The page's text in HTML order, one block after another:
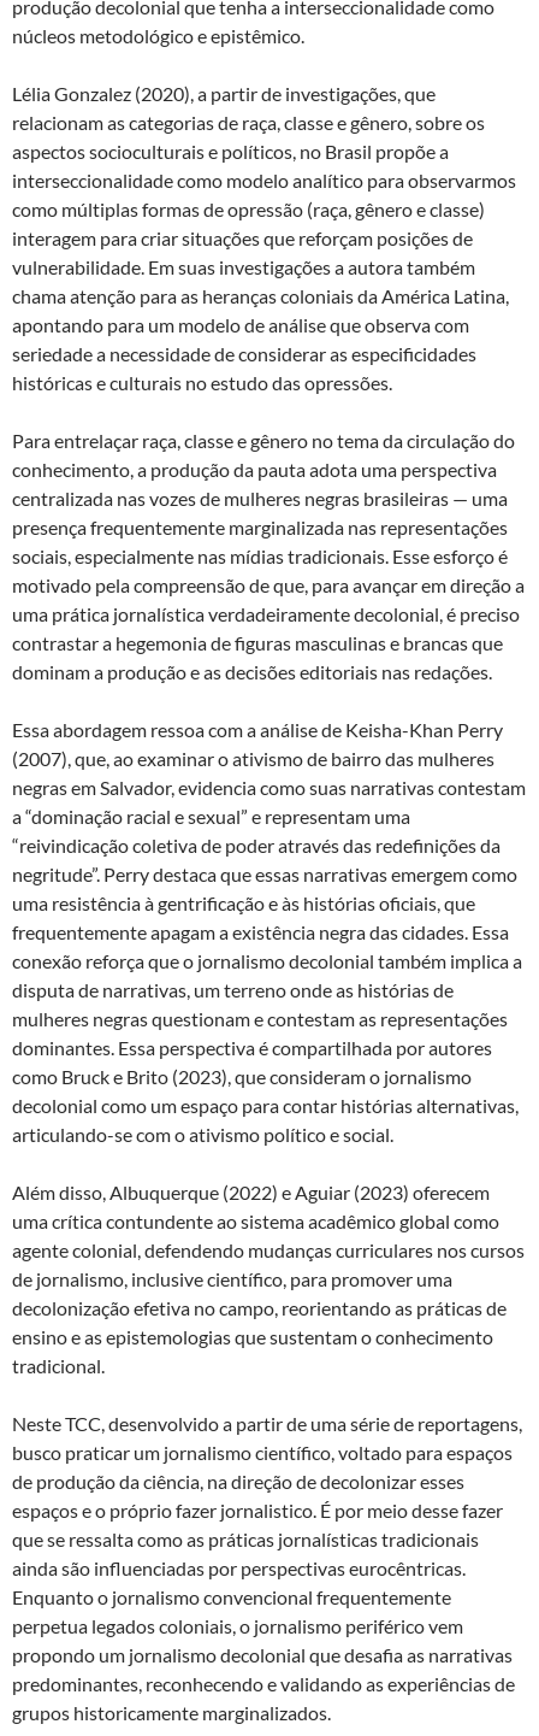
produção decolonial que tenha a interseccionalidade como
núcleos metodológico e epistêmico.
Lélia Gonzalez (2020), a partir de investigações, que
relacionam as categorias de raça, classe e gênero, sobre os
aspectos socioculturais e políticos, no Brasil propõe a
interseccionalidade como modelo analítico para observarmos
como múltiplas formas de opressão (raça, gênero e classe)
interagem para criar situações que reforçam posições de
vulnerabilidade. Em suas investigações a autora também
chama atenção para as heranças coloniais da América Latina,
apontando para um modelo de análise que observa com
seriedade a necessidade de considerar as especificidades
históricas e culturais no estudo das opressões.
Para entrelaçar raça, classe e gênero no tema da circulação do
conhecimento, a produção da pauta adota uma perspectiva
centralizada nas vozes de mulheres negras brasileiras — uma
presença frequentemente marginalizada nas representações
sociais, especialmente nas mídias tradicionais. Esse esforço é
motivado pela compreensão de que, para avançar em direção a
uma prática jornalística verdadeiramente decolonial, é preciso
contrastar a hegemonia de figuras masculinas e brancas que
dominam a produção e as decisões editoriais nas redações.
Essa abordagem ressoa com a análise de Keisha-Khan Perry
(2007), que, ao examinar o ativismo de bairro das mulheres
negras em Salvador, evidencia como suas narrativas contestam
a “dominação racial e sexual” e representam uma
“reivindicação coletiva de poder através das redefinições da
negritude”. Perry destaca que essas narrativas emergem como
uma resistência à gentrificação e às histórias oficiais, que
frequentemente apagam a existência negra das cidades. Essa
conexão reforça que o jornalismo decolonial também implica a
disputa de narrativas, um terreno onde as histórias de
mulheres negras questionam e contestam as representações
dominantes. Essa perspectiva é compartilhada por autores
como Bruck e Brito (2023), que consideram o jornalismo
decolonial como um espaço para contar histórias alternativas,
articulando-se com o ativismo político e social.
Além disso, Albuquerque (2022) e Aguiar (2023) oferecem
uma crítica contundente ao sistema acadêmico global como
agente colonial, defendendo mudanças curriculares nos cursos
de jornalismo, inclusive científico, para promover uma
decolonização efetiva no campo, reorientando as práticas de
ensino e as epistemologias que sustentam o conhecimento
tradicional.
Neste TCC, desenvolvido a partir de uma série de reportagens,
busco praticar um jornalismo científico, voltado para espaços
de produção da ciência, na direção de decolonizar esses
espaços e o próprio fazer jornalistico. É por meio desse fazer
que se ressalta como as práticas jornalísticas tradicionais
ainda são influenciadas por perspectivas eurocêntricas.
Enquanto o jornalismo convencional frequentemente
perpetua legados coloniais, o jornalismo periférico vem
propondo um jornalismo decolonial que desafia as narrativas
predominantes, reconhecendo e validando as experiências de
grupos historicamente marginalizados.